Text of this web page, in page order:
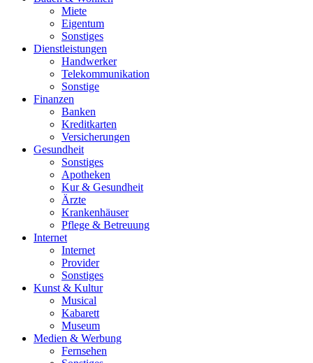
Miete
Eigentum
Sonstiges
Dienstleistungen
Handwerker
Telekommunikation
Sonstige
Finanzen
Banken
Kreditkarten
Versicherungen
Gesundheit
Sonstiges
Apotheken
Kur & Gesundheit
Ärzte
Krankenhäuser
Pflege & Betreuung
Internet
Internet
Provider
Sonstiges
Kunst & Kultur
Musical
Kabarett
Museum
Medien & Werbung
Fernsehen